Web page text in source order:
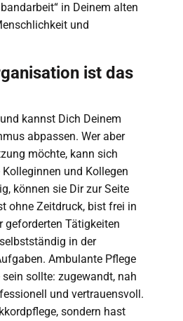
in Deinem alten
und
ist das
kannst Dich Deinem
abpassen. Wer aber
möchte, kann sich
und Kollegen
können sie Dir zur Seite
ohne Zeitdruck, bist frei in
geforderten Tätigkeiten
in der
Ambulante Pflege
sollte: zugewandt, nah
und vertrauensvoll.
sondern hast